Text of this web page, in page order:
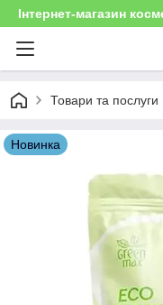
Інтернет-магазин
Товари та послуги
Новинка